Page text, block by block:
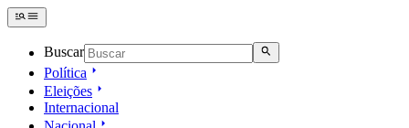
Buscar
Política
Eleições
Internacional